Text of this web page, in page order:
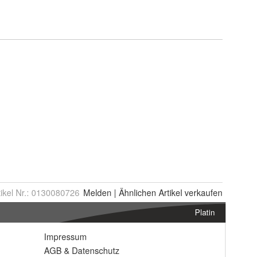
Nr.: 0130080726 Melden | Ähnlichen Artikel verkaufen
Platin
Impressum
AGB & Datenschutz